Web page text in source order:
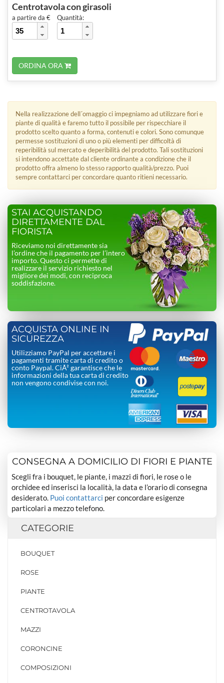
Centrotavola con girasoli
a partire da € Quantità:
ORDINA ORA
Nella realizzazione dell´omaggio ci impegniamo ad utilizzare fiori e
piante di qualità e faremo tutto il possibile per rispecchiare il
prodotto scelto quanto a forma, contenuti e colori. Sono comunque
permesse sostituzioni di uno o più elementi per difficoltà di
reperibilità sul mercato e deperibilità del prodotto. Tali sostituzioni
si intendono accettate dal cliente ordinante a condizione che il
prodotto offra almeno lo stesso rapporto qualità/prezzo. Puoi
sempre contattarci per concordare quanto ritieni necessario.
STAI ACQUISTANDO
DIRETTAMENTE DAL
FIORISTA
Riceviamo noi direttamente sia
l’ordine che il pagamento per l’intero
importo. Questo ci permette di
realizzare il servizio richiesto nel
migliore dei modi, con reciproca
soddisfazione.
ACQUISTA ONLINE IN
SICUREZZA
Utilizziamo PayPal per accettare i
pagamenti tramite carta di credito o
conto Paypal. CiÃ² garantisce che le
informazioni della tua carta di credito
non vengono condivise con noi.
CONSEGNA A DOMICILIO DI FIORI E PIANTE
Scegli fra i bouquet, le piante, i mazzi di fiori, le rose o le
orchidee ed inserisci la località, la data e l’orario di consegna
desiderato. Puoi contattarci per concordare esigenze
particolari a mezzo telefono.
CATEGORIE
BOUQUET
ROSE
PIANTE
CENTROTAVOLA
MAZZI
CORONCINE
COMPOSIZIONI